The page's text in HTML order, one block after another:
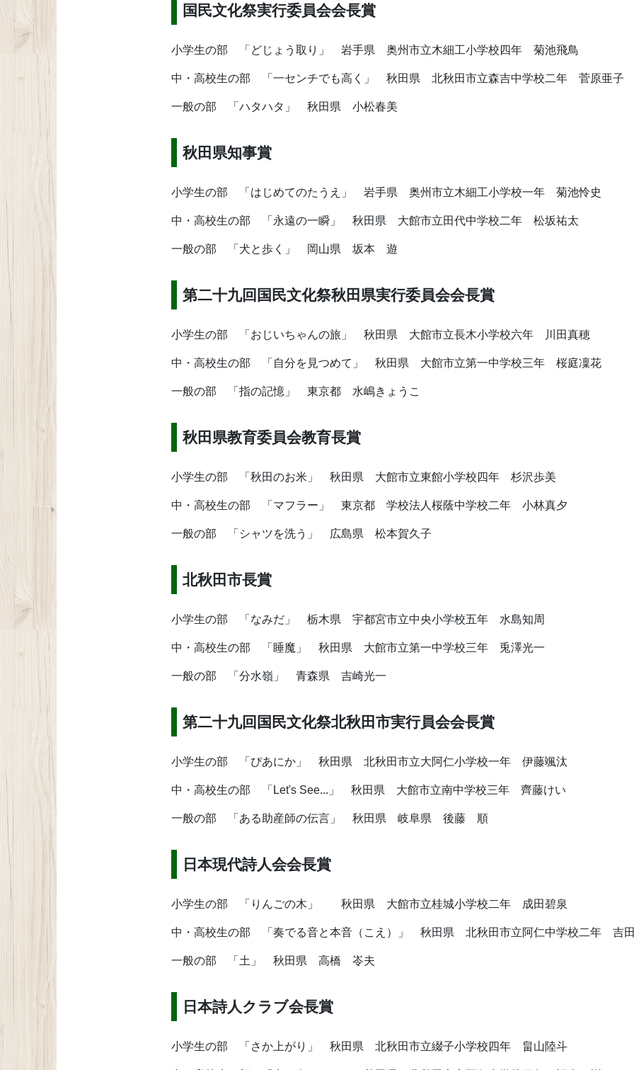
国民文化祭実行委員会会長賞
小学生の部 「どじょう取り」 岩手県 奥州市立木細工小学校四年 菊池飛鳥
中・高校生の部 「一センチでも高く」 秋田県 北秋田市立森吉中学校二年 菅原亜子
一般の部 「ハタハタ」 秋田県 小松春美
秋田県知事賞
小学生の部 「はじめてのたうえ」 岩手県 奥州市立木細工小学校一年 菊池怜史
中・高校生の部 「永遠の一瞬」 秋田県 大館市立田代中学校二年 松坂祐太
一般の部 「犬と歩く」 岡山県 坂本 遊
第二十九回国民文化祭秋田県実行委員会会長賞
小学生の部 「おじいちゃんの旅」 秋田県 大館市立長木小学校六年 川田真穂
中・高校生の部 「自分を見つめて」 秋田県 大館市立第一中学校三年 桜庭凜花
一般の部 「指の記憶」 東京都 水嶋きょうこ
秋田県教育委員会教育長賞
小学生の部 「秋田のお米」 秋田県 大館市立東館小学校四年 杉沢歩美
中・高校生の部 「マフラー」 東京都 学校法人桜蔭中学校二年 小林真夕
一般の部 「シャツを洗う」 広島県 松本賀久子
北秋田市長賞
小学生の部 「なみだ」 栃木県 宇都宮市立中央小学校五年 水島知周
中・高校生の部 「睡魔」 秋田県 大館市立第一中学校三年 兎澤光一
一般の部 「分水嶺」 青森県 吉崎光一
第二十九回国民文化祭北秋田市実行員会会長賞
小学生の部 「ぴあにか」 秋田県 北秋田市立大阿仁小学校一年 伊藤颯汰
中・高校生の部 「Let's See...」 秋田県 大館市立南中学校三年 齊藤けい
一般の部 「ある助産師の伝言」 秋田県 岐阜県 後藤 順
日本現代詩人会会長賞
小学生の部 「りんごの木」 秋田県 大館市立桂城小学校二年 成田碧泉
中・高校生の部 「奏でる音と本音（こえ）」 秋田県 北秋田市立阿仁中学校二年 吉
一般の部 「土」 秋田県 高橋 岺夫
日本詩人クラブ会長賞
小学生の部 「さか上がり」 秋田県 北秋田市立綴子小学校四年 畠山陸斗